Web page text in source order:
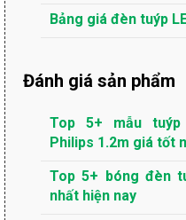
Bảng giá đèn tuýp
Đánh giá sản phẩm
Top 5+ mẫu
Philips 1.2m giá tốt
Top 5+ bóng đèn
nhất hiện nay